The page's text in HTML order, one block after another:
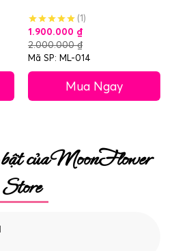
(1)
1.900.000 ₫
2.000.000₫
Mã SP: ML-014
Mua Ngay
của MoonFlower
Store